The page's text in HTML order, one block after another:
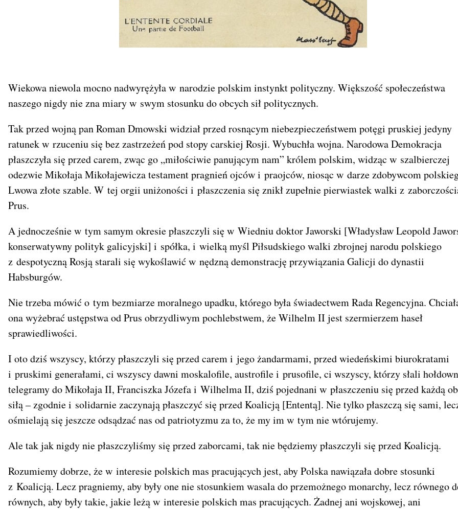
Wiekowa niewola mocno nadwyrężyła w narodzie polskim instynkt polityczny. Większość społeczeństwa
naszego nigdy nie zna miary w swym stosunku do obcych sił politycznych.
Tak przed wojną pan Roman Dmowski widział przed rosnącym niebezpieczeństwem potęgi pruskiej jedyny
ratunek w rzuceniu się bez zastrzeżeń pod stopy carskiej Rosji. Wybuchła wojna. Narodowa Demokracja
płaszczyła się przed carem, zwąc go „miłościwie panującym nam” królem polskim, widząc w szalbierczej
odezwie Mikołaja Mikołajewicza testament pragnień ojców i praojców, niosąc w darze zdobywcom
Lwowa złote szable. W tej orgii uniżoności i płaszczenia się znikł zupełnie pierwiastek walki z
Prus.
A jednocześnie w tym samym okresie płaszczyli się w Wiedniu doktor Jaworski [Władysław Leopold
konserwatywny polityk galicyjski] i spółka, i wielką myśl Piłsudskiego walki zbrojnej narodu polskiego
z despotyczną Rosją starali się wykoślawić w nędzną demonstrację przywiązania Galicji do dynastii
Habsburgów.
Nie trzeba mówić o tym bezmiarze moralnego upadku, którego była świadectwem Rada Regencyjna.
ona wyżebrać ustępstwa od Prus obrzydliwym pochlebstwem, że Wilhelm II jest szermierzem haseł
sprawiedliwości.
I oto dziś wszyscy, którzy płaszczyli się przed carem i jego żandarmami, przed wiedeńskimi biurokratami
i pruskimi generałami, ci wszyscy dawni moskalofile, austrofile i prusofile, ci wszyscy, którzy słali
telegramy do Mikołaja II, Franciszka Józefa i Wilhelma II, dziś pojednani w płaszczeniu się przed każdą
siłą – zgodnie i solidarnie zaczynają płaszczyć się przed Koalicją [Ententą]. Nie tylko płaszczą się sami,
ośmielają się jeszcze odsądzać nas od patriotyzmu za to, że my im w tym nie wtórujemy.
Ale tak jak nigdy nie płaszczyliśmy się przed zaborcami, tak nie będziemy płaszczyli się przed Koalicją.
Rozumiemy dobrze, że w interesie polskich mas pracujących jest, aby Polska nawiązała dobre stosunki
z Koalicją. Lecz pragniemy, aby były one nie stosunkiem wasala do przemożnego monarchy, lecz równego
równych, aby były takie, jakie leżą w interesie polskich mas pracujących. Żadnej ani wojskowej, ani